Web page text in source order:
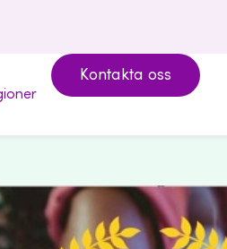
Kontakta oss